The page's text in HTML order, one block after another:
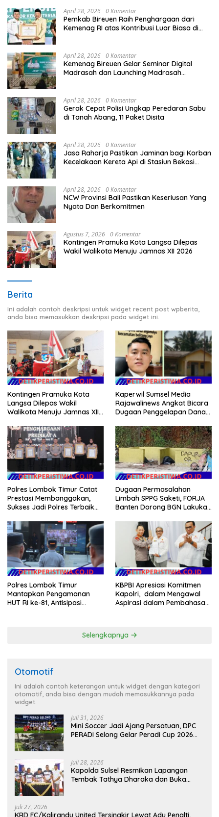
April 28, 2026 0 Komentar
Pemkab Bireuen Raih Penghargaan dari
Kemenag RI atas Kontribusi Luar Biasa di
April 28, 2026 0 Komentar
Kemenag Bireuen Gelar Seminar Digital
Madrasah dan Launching Madrasah
April 28, 2026 0 Komentar
Gerak Cepat Polisi Ungkap Peredaran Sabu
di Tanah Abang, 11 Paket Disita
April 28, 2026 0 Komentar
Jasa Raharja Pastikan Jaminan bagi Korban
Kecelakaan Kereta Api di Stasiun Bekasi
April 28, 2026 0 Komentar
NCW Provinsi Bali Pastikan Keseriusan Yang
Nyata Dan Berkomitmen
Agustus 7, 2026 0 Komentar
Kontingen Pramuka Kota Langsa Dilepas
Wakil Walikota Menuju Jamnas XII 2026
Berita
Ini adalah contoh deskripsi untuk widget recent post wpberita,
anda bisa memasukkan deskripsi pada widget ini.
Kontingen Pramuka Kota
Langsa Dilepas Wakil
Walikota Menuju Jamnas XII
Kaperwil Sumsel Media
Rajawalinews Angkat Bicara
Dugaan Penggelapan Dana
Argomulyo Belitang Jaya
Hilang 3 Bulan Bawa
Anggaran Pembangunan
Polres Lombok Timur Catat
Prestasi Membanggakan,
Sukses Jadi Polres Terbaik
NTB
Dugaan Permasalahan
Limbah SPPG Saketi, FORJA
Banten Dorong BGN Lakukan
Polres Lombok Timur
Mantapkan Pengamanan
HUT RI ke-81, Antisipasi
KBPBI Apresiasi Komitmen
Kapolri, dalam Mengawal
Aspirasi dalam Pembahasan
Selengkapnya
Otomotif
Ini adalah contoh keterangan untuk widget dengan kategori
otomotif, anda bisa dengan mudah memasukkannya pada
widget.
Juli 31, 2026
Mini Soccer Jadi Ajang Persatuan, DPC
PERADI Selong Gelar Peradi Cup 2026
Juli 28, 2026
Kapolda Sulsel Resmikan Lapangan
Tembak Tathya Dharaka dan Buka
Juli 27, 2026
KRD FC/Kalirandu United Tersingkir Lewat Adu Penalti,